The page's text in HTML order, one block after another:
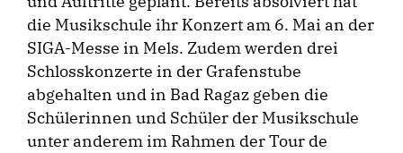
die Musikschule ihr Konzert am 6. Mai an der
SIGA-Messe in Mels. Zudem werden drei
Schlosskonzerte in der Grafenstube
abgehalten und in Bad Ragaz geben die
Schülerinnen und Schüler der Musikschule
unter anderem im Rahmen der Tour de